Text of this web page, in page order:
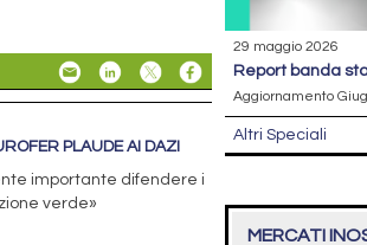
PLAUDE AI DAZI
importante difendere i
verde»
29 maggio 2026
report banda
Aggiornamento
Altri Speciali
MERCATI